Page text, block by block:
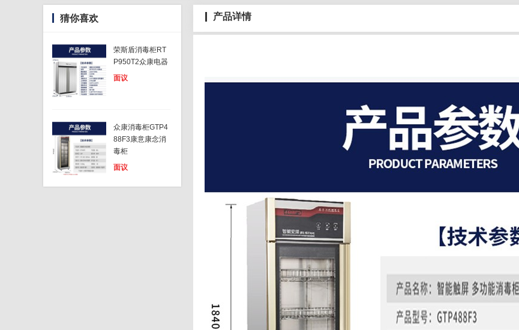
猜你喜欢
荣斯盾消毒柜RT
P950T2众康电器
面议
众康消毒柜GTP4
88F3康意康念消
毒柜
面议
产品详情